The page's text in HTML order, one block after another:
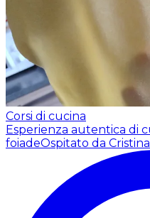
Corsi di cucina
Esperienza autentica di
foiadeOspitato da Cristina